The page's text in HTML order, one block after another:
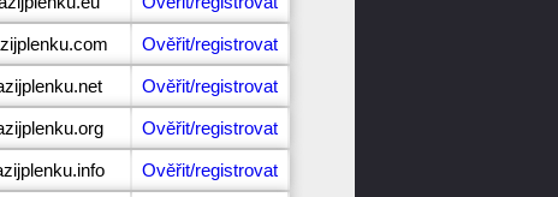
Ověřit/registrovat
Ověřit/registrovat
Ověřit/registrovat
Ověřit/registrovat